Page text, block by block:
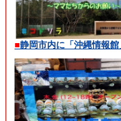
■静岡市内に「沖縄情報館